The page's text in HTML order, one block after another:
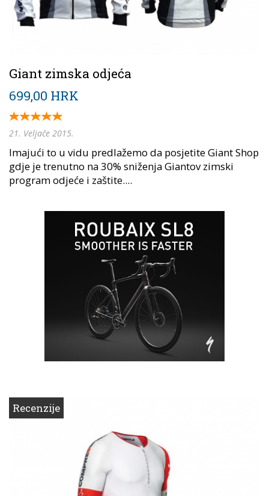
Giant zimska odjeća
699,00 HRK
21. Veljače 2015.
Imajući to u vidu predlažemo da posjetite Giant Shop
gdje je trenutno na 30% sniženja Giantov zimski
program odjeće i zaštite....
Recenzije